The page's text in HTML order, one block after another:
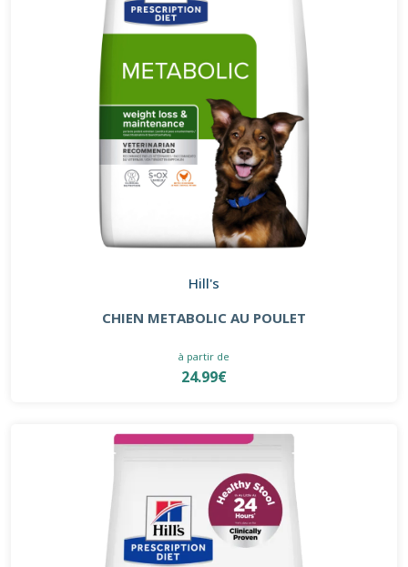
Hill's
CHIEN METABOLIC AU POULET
à partir de
24.99€